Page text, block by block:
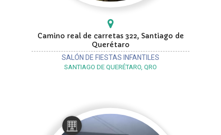
Camino real de carretas 322, Santiago de
Querétaro
SALÓN DE FIESTAS INFANTILES
SANTIAGO DE QUERÉTARO, QRO